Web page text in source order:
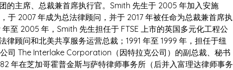
的主席、总裁兼首席执行官。Smith 先生于 2005 年加入安施
于 2007 年成为总法律顾问，并于 2017 年被任命为总裁兼首席执
至 2005 年，Smith 先生担任于 FTSE 上市的英国多元化工程公
律顾问和北美共享服务运营总裁；1991 年至 1999 年，担任于纽
司 The Interlake Corporation（因特拉克公司）的副总裁、秘书
年在芝加哥霍普金斯与萨特律师事务所（后并入富理达律师事务